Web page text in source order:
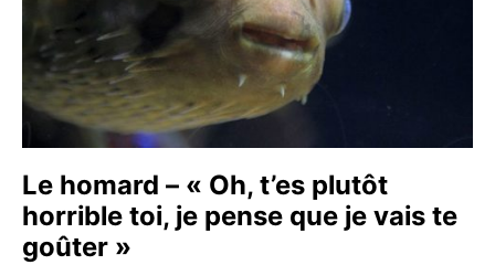
Le homard – « Oh, t’es plutôt
horrible toi, je pense que je vais te
goûter »